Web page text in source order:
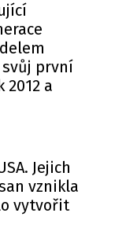
první
a
Jejich
vznikla
vytvořit